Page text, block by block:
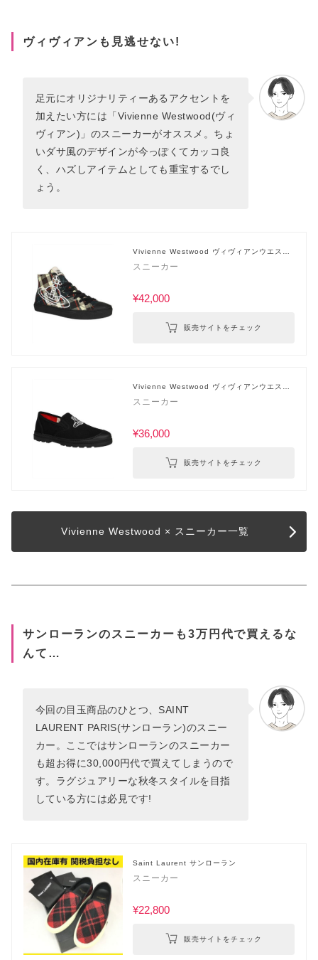
ヴィヴィアンも見逃せない!
足元にオリジナリティーあるアクセントを
加えたい方には「Vivienne Westwood(ヴィ
ヴィアン)」のスニーカーがオススメ。ちょ
いダサ風のデザインが今っぽくてカッコ良
く、ハズしアイテムとしても重宝するでし
ょう。
Vivienne Westwood ヴィヴィアンウエスト
スニーカー
¥42,000
販売サイトをチェック
Vivienne Westwood ヴィヴィアンウエスト
スニーカー
¥36,000
販売サイトをチェック
Vivienne Westwood × スニーカー一覧
サンローランのスニーカーも3万円代で買えるな
んて…
今回の目玉商品のひとつ、SAINT
LAURENT PARIS(サンローラン)のスニー
カー。ここではサンローランのスニーカー
も超お得に30,000円代で買えてしまうので
す。ラグジュアリーな秋冬スタイルを目指
している方には必見です!
Saint Laurent サンローラン
スニーカー
¥22,800
販売サイトをチェック